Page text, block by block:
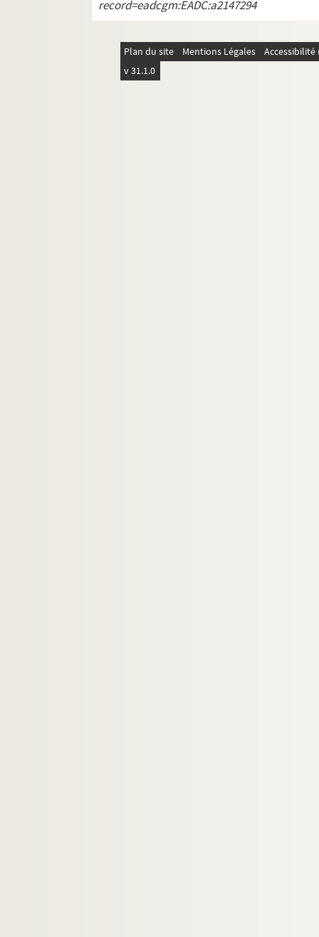
Z
Explosions
Faits divers
record=eadcgm:EADC:a2147294
Plan du site Mentions Légales
v 31.1.0